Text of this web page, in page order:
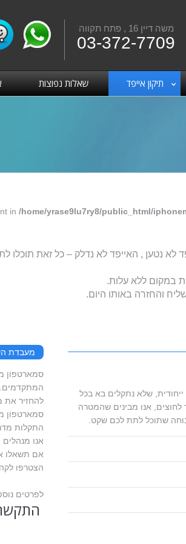
משה דיין 16 , פתח תקווה
03-372-7709
תיקון אייפד שאלות נפוצות
in /home/yrase9lu7ry8/public_html/
אייר 2 , החלפת מסך לאייפד אייר 2, האייפד לא נטען , האייפד לא נדלק – כל זאת
במקום ללא עלות.
שלא נתקלים בא בכל
אנו מבינים שהמטרה
שתוכל לתת לכם שקט.
מעבדת
המתקדמים.
להחזיר את
סמארטפון
התקלות
אנו
אם תשאלו
הצטרפו
לפרטים